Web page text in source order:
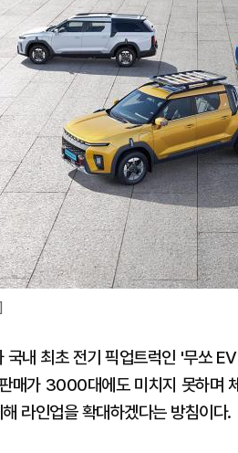
내 최초 전기 픽업트럭인 '무쏘
매가 3000대에도 미치지 못하며
라인업을 확대하겠다는 방침이다.